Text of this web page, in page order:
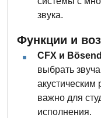
звука.
Функции и
CFX и
выбрать
акустическим
важно для
исполнения.